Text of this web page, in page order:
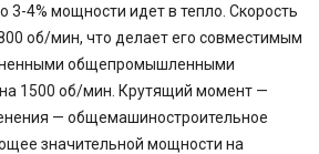
3-4% мощности идет в тепло. Скорость
об/мин, что делает его совместимым
общепромышленными
1500 об/мин. Крутящий момент —
— общемашиностроительное
значительной мощности на